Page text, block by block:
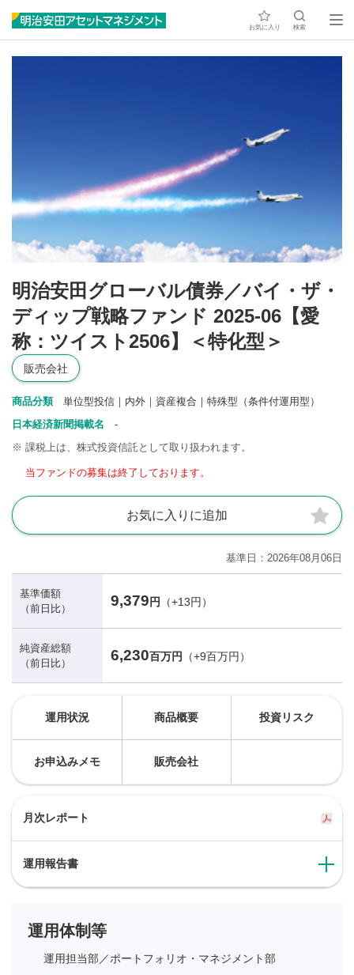
お気に入り 検索
明治安田グローバル債券／バイ・ザ・
ディップ戦略ファンド 2025-06【愛
称：ツイスト2506】＜特化型＞
販売会社
商品分類
単位型投信｜内外｜資産複合｜特殊型（条件付運用型）
日本経済新聞掲載名
-
※ 課税上は、株式投資信託として取り扱われます。
当ファンドの募集は終了しております。
お気に入りに追加
基準日 2026年08月06日
基準価額
（前日比）
9,379 円 （+13円）
純資産総額
（前日比）
6,230百万円 （+9百万円）
運用状況 商品概要 投資リスク
お申込みメモ 販売会社
月次レポート
運用報告書
運用体制等
運用担当部／ポートフォリオ・マネジメント部